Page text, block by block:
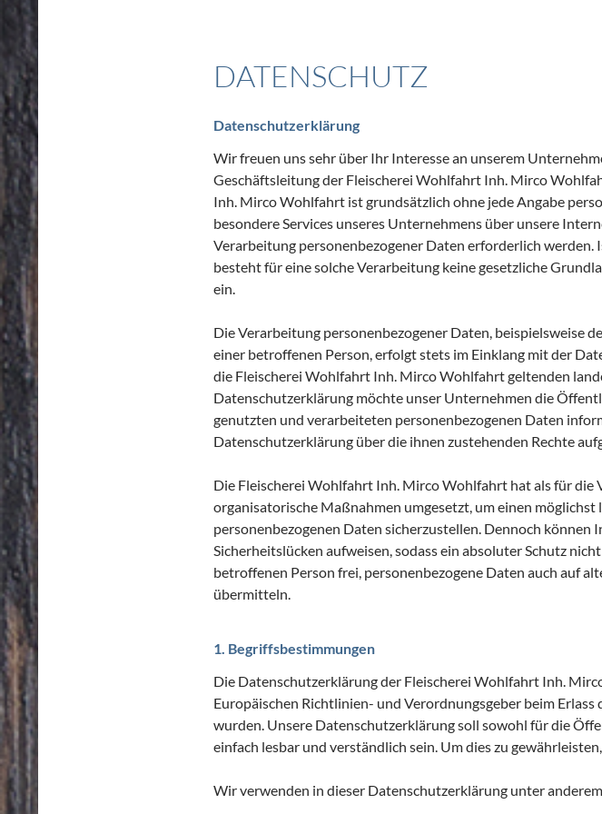
DATENSCHUTZ
Datenschutzerklärung
Wir freuen uns sehr über Ihr Interesse an unserem
Geschäftsleitung der Fleischerei Wohlfahrt Inh. Mirco
Inh. Mirco Wohlfahrt ist grundsätzlich ohne jede Angabe
besondere Services unseres Unternehmens über unsere
Verarbeitung personenbezogener Daten erforderlich
besteht für eine solche Verarbeitung keine gesetzliche
ein.
Die Verarbeitung personenbezogener Daten, beispielsweise
einer betroffenen Person, erfolgt stets im Einklang mit der
die Fleischerei Wohlfahrt Inh. Mirco Wohlfahrt geltenden
Datenschutzerklärung möchte unser Unternehmen die
genutzten und verarbeiteten personenbezogenen Daten
Datenschutzerklärung über die ihnen zustehenden Rechte
Die Fleischerei Wohlfahrt Inh. Mirco Wohlfahrt hat als für
organisatorische Maßnahmen umgesetzt, um einen
personenbezogenen Daten sicherzustellen. Dennoch
Sicherheitslücken aufweisen, sodass ein absoluter Schutz
betroffenen Person frei, personenbezogene Daten auch auf
übermitteln.
1. Begriffsbestimmungen
Die Datenschutzerklärung der Fleischerei Wohlfahrt Inh.
Europäischen Richtlinien- und Verordnungsgeber beim
wurden. Unsere Datenschutzerklärung soll sowohl für die
einfach lesbar und verständlich sein. Um dies zu
Wir verwenden in dieser Datenschutzerklärung unter